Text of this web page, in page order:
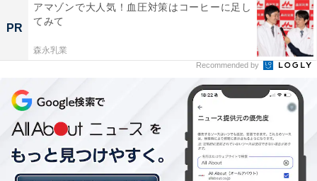
PR
アマゾンで大人気！血圧対策はコーヒーに足し
てみて
森永乳業
Recommended by